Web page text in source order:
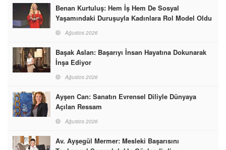
Benan Kurtuluş: Hem İş Hem De Sosyal
Yaşamındaki Duruşuyla Kadınlara Rol Model Oldu
Ağustos 2026
Başak Aslan: Başarıyı İnsan Hayatına Dokunarak
İnşa Ediyor
Ağustos 2026
Ayşen Can: Sanatın Evrensel Diliyle Dünyaya
Açılan Ressam
Ağustos 2026
Av. Ayşegül Mermer: Mesleki Başarısını